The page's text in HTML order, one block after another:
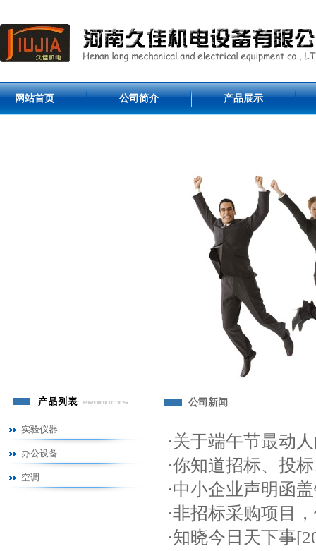
网站首页 公司简介 产品展示
实验仪器
办公设备
空调
公司新闻
·关于端午节最动
·你知道招标、投
·中小企业声明函
·非招标采购项目
·知晓今日天下事